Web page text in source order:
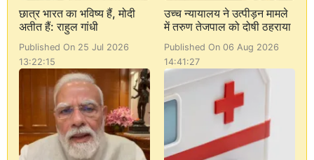
छात्र भारत का भविष्य हैं, मोदी
अतीत हैं: राहुल गांधी
Published On 25 Jul 2026
13:22:15
उच्च न्यायालय ने उत्पीड़न मामले
में तरुण तेजपाल को दोषी ठहराया
Published On 06 Aug 2026
14:41:27